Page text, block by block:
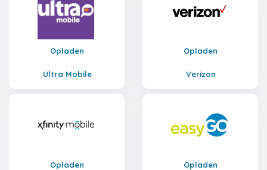
Opladen
Ultra Mobile
Opladen
Verizon
Opladen Opladen